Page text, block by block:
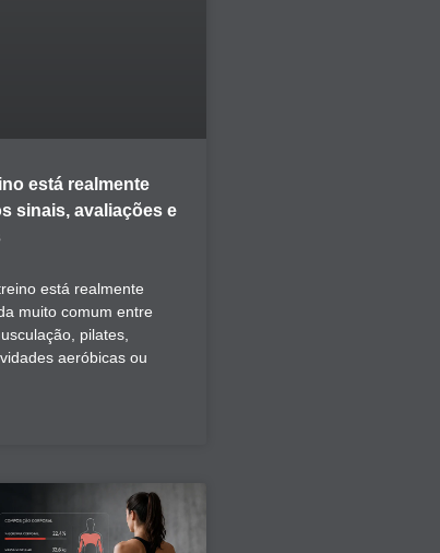
está realmente
sinais, avaliações e
está realmente
muito comum entre
pilates,
aeróbicas ou